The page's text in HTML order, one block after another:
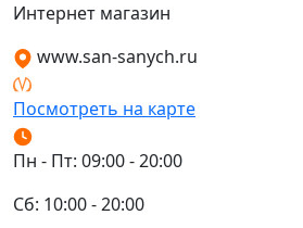
Интернет магазин
www.san-sanych.ru
Посмотреть на карте
Пн - Пт: 09:00 - 20:00
Сб: 10:00 - 20:00